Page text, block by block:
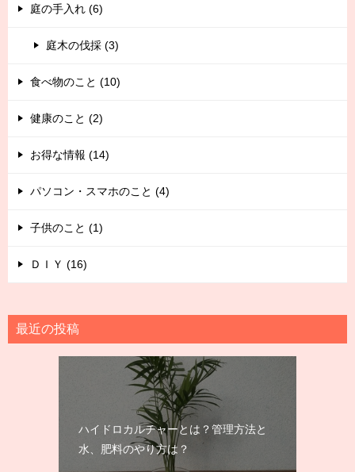
庭の手入れ (6)
庭木の伐採 (3)
食べ物のこと (10)
健康のこと (2)
お得な情報 (14)
パソコン・スマホのこと (4)
子供のこと (1)
ＤＩＹ (16)
最近の投稿
ハイドロカルチャーとは？管理方法と
水、肥料のやり方は？